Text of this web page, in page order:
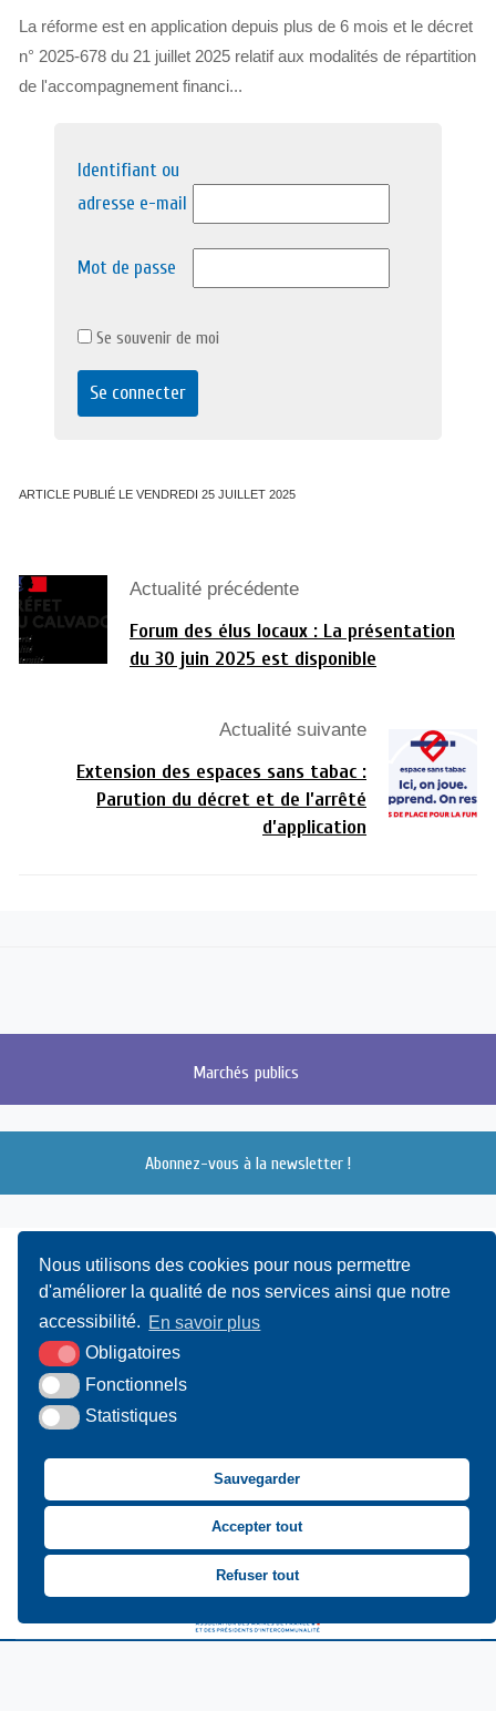
Nous utilisons des cookies pour nous permettre
d'améliorer la qualité de nos services ainsi que notre
accessibilité. En savoir plus
Obligatoires
Fonctionnels
Statistiques
Sauvegarder
Accepter tout
Refuser tout
La réforme est en application depuis plus de 6 mois et le décret
n° 2025-678 du 21 juillet 2025 relatif aux modalités de répartition
de l'accompagnement financi...
Identifiant ou
adresse e-mail
Mot de passe
Se souvenir de moi
ARTICLE PUBLIÉ LE VENDREDI 25 JUILLET 2025
Actualité précédente
Forum des élus locaux : La présentation
du 30 juin 2025 est disponible
Actualité suivante
Extension des espaces sans tabac :
Parution du décret et de l’arrêté
d’application
Marchés publics
Abonnez-vous à la newsletter !
UAMC- 4, Bis Avenue du Canada - 14000 CAEN
Suivez-nous sur Facebook
Suivez-nous sur X
Suivez-nous sur LinkedIn
Suivez-nous sur